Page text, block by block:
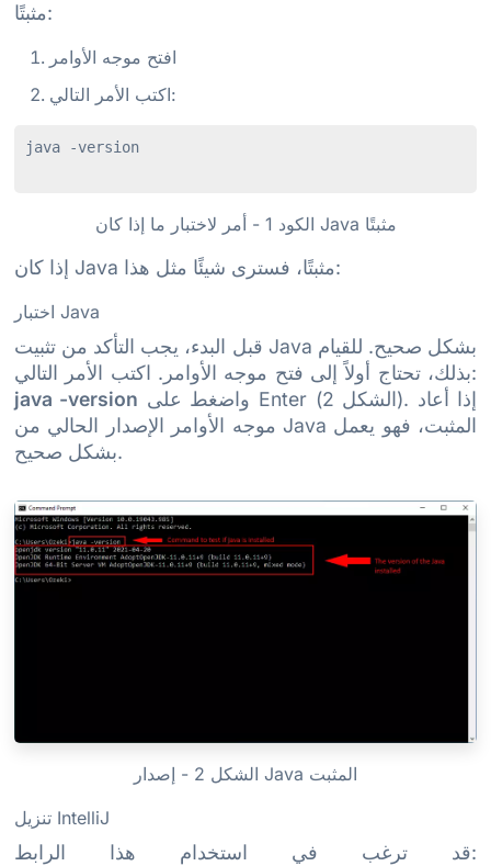
مثبتًا:
افتح موجه الأوامر
اكتب الأمر التالي:
java -version
الكود 1 - أمر لاختبار ما إذا كان Java مثبتًا
إذا كان Java مثبتًا، فسترى شيئًا مثل هذا:
اختبار Java
قبل البدء، يجب التأكد من تثبيت Java بشكل صحيح. للقيام
بذلك، تحتاج أولاً إلى فتح موجه الأوامر. اكتب الأمر التالي:
java -version
موجه الأوامر الإصدار الحالي من Java المثبت، فهو يعمل
بشكل صحيح.
الشكل 2 - إصدار Java المثبت
تنزيل IntelliJ
قد ترغب في استخدام هذا الرابط: